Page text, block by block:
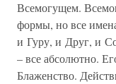
Всемогущем.
формы, но все
и Гуру, и Друг, и
– все абсолютно.
Блаженство.